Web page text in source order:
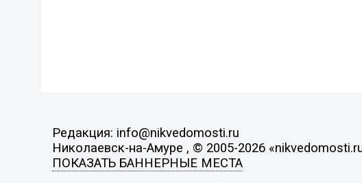
Редакция: info@nikvedomosti.ru
Николаевск-на-Амуре , © 2005-2026
ПОКАЗАТЬ БАННЕРНЫЕ МЕСТА